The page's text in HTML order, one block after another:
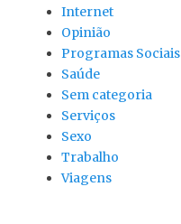
Internet
Opinião
Programas Sociais
Saúde
Sem categoria
Serviços
Sexo
Trabalho
Viagens